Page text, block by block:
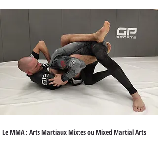
Le MMA : Arts Martiaux Mixtes ou Mixed Martial Arts